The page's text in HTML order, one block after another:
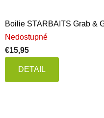
Boilie STARBAITS Grab &
Nedostupné
€15,95
DETAIL